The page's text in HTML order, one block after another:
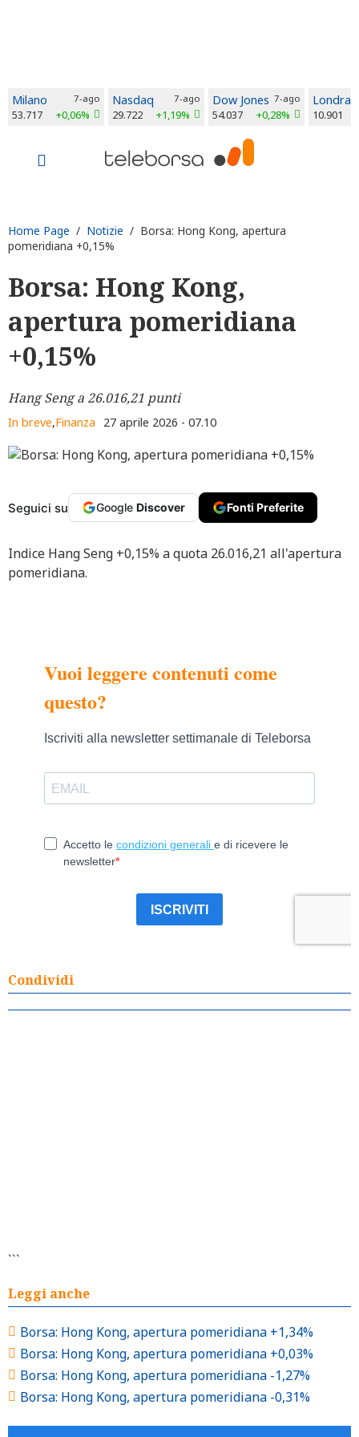
Milano 7-ago
53.717 +0,06%
Nasdaq 7-ago
29.722 +1,19%
Dow Jones 7-ago
54.037 +0,28%
Londra
10.901
Home Page / Notizie / Borsa: Hong Kong, apertura
pomeridiana +0,15%
Borsa: Hong Kong,
apertura pomeridiana
+0,15%
Hang Seng a 26.016,21 punti
In breve,Finanza 27 aprile 2026 - 07.10
Seguici su Google Discover Fonti Preferite
Indice Hang Seng +0,15% a quota 26.016,21 all'apertura
pomeridiana.
Condividi
```
Leggi anche
Borsa: Hong Kong, apertura pomeridiana +1,34%
Borsa: Hong Kong, apertura pomeridiana +0,03%
Borsa: Hong Kong, apertura pomeridiana -1,27%
Borsa: Hong Kong, apertura pomeridiana -0,31%